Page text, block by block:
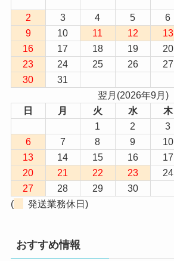
2
3 4 5 6
9
10 11 12 13
16
17 18 19 20
23
24 25 26 27
30
31
翌月(2026年9月)
日
月 火 水 木
1
2 3
6
7 8 9 10
13
14 15 16 17
20
21 22 23 24
27
28 29
30
(
発送業務休日)
おすすめ情報